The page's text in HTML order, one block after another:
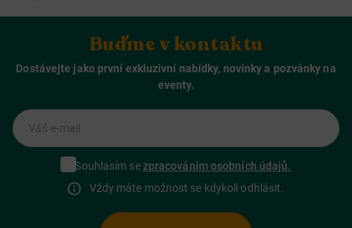
Buďme v kontaktu
Dostávejte jako první exkluzivní nabídky, novinky a pozvánky na
eventy.
Váš e-mail
Souhlasím sezpracováním osobních údajů.
Vždy máte možnost se kdykoli odhlásit.